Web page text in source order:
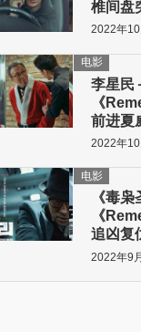
椎间盘
2022年
李星民
《
前进夏
电影
2022年
《毒
《
追凶复
电影
2022年9